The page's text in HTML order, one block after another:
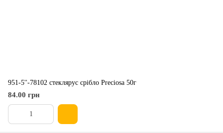
951-5''-78102 стеклярус срібло Preciosa 50г
84.00 грн